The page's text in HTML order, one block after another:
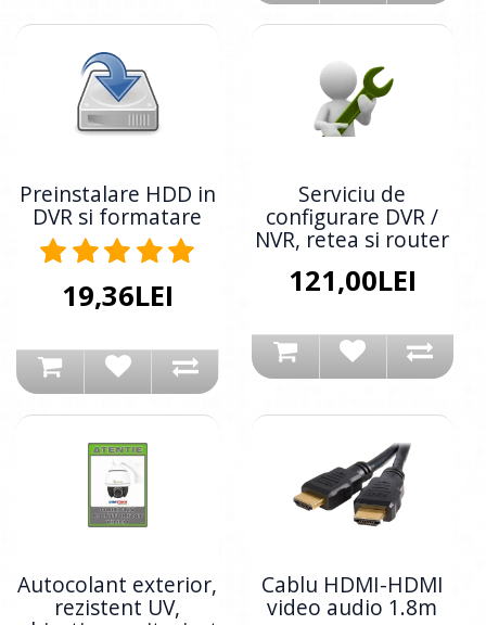
Preinstalare HDD in
DVR si formatare
19,36LEI
Serviciu de
configurare DVR /
NVR, retea si router
121,00LEI
Autocolant exterior,
rezistent UV,
Cablu HDMI-HDMI
video audio 1.8m